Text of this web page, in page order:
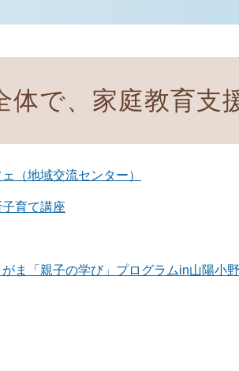
体で、家庭教育支
（地域交流センター）
育て講座
ま「親子の学び」プログラムin山陽小